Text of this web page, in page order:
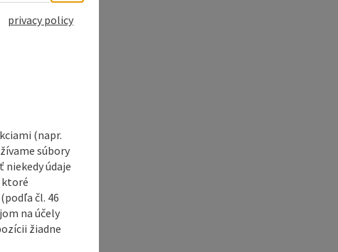
privacy policy
(napr.
súbory
údaje
ktoré
čl. 46
na účely
žiadne